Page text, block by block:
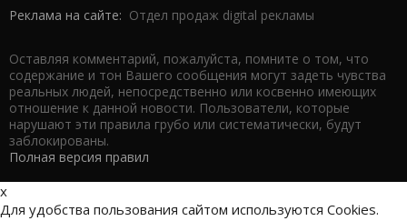
Реклама на сайте: Отдел продаж digital рекламы
Оставляя комментарий, пожалуйста, помните о том, что
содержание и тон Вашего сообщения могут задеть чувства
реальных людей, непосредственно или косвенно имеющих
отношение к данной новости. Пользователи, которые
нарушают эти правила грубо или систематически, будут
заблокированы.
Полная версия правил
x
Для удобства пользования сайтом используются Cookies.